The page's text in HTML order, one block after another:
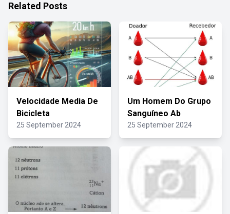
Related Posts
Velocidade Media De
Bicicleta
25 September 2024
Um Homem Do Grupo
Sanguíneo Ab
25 September 2024